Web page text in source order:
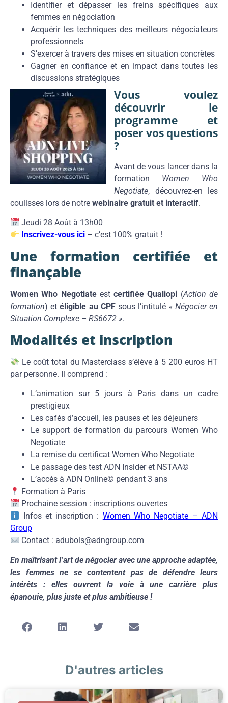
Identifier et dépasser les freins spécifiques aux
femmes en négociation
Acquérir les techniques des meilleurs négociateurs
professionnels
S’exercer à travers des mises en situation concrètes
Gagner en confiance et en impact dans toutes les
discussions stratégiques
Vous voulez
découvrir le
programme et
poser vos questions
?
Avant de vous lancer dans la
formation Women Who
Negotiate, découvrez-en les
coulisses lors de notre webinaire gratuit et interactif.
Jeudi 28 Août à 13h00
Inscrivez-vous ici – c’est 100% gratuit !
Une formation certifiée et
finançable
Women Who Negotiateestcertifiée Qualiopi (Action de
formation) etéligible au CPFsous l’intitulé « Négocier en
Situation Complexe – RS6672 ».
Modalités et inscription
Le coût total du Masterclass s’élève à 5 200 euros HT
par personne. Il comprend :
L’animation sur 5 jours à Paris dans un cadre
prestigieux
Les cafés d’accueil, les pauses et les déjeuners
Le support de formation du parcours Women Who
Negotiate
La remise du certificat Women Who Negotiate
Le passage des test ADN Insider et NSTAA©
L’accès à ADN Online© pendant 3 ans
Formation à Paris
Prochaine session : inscriptions ouvertes
Infos et inscription : Women Who Negotiate – ADN
Group
Contact : adubois@adngroup.com
En maîtrisant l’art de négocier avec une approche adaptée,
les femmes ne se contentent pas de défendre leurs
intérêts : elles ouvrent la voie à une carrière plus
épanouie, plus juste et plus ambitieuse !
D'autres articles